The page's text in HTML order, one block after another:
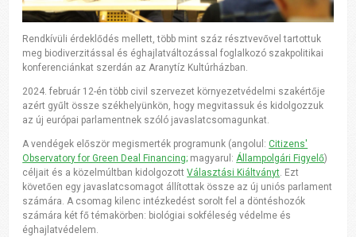
Rendkívüli érdeklődés mellett, több mint száz résztvevővel tartottuk
meg biodiverzitással és éghajlatváltozással foglalkozó szakpolitikai
konferenciánkat szerdán az Aranytíz Kultúrházban.
2024. február 12-én több civil szervezet környezetvédelmi szakértője
azért gyűlt össze székhelyünkön, hogy megvitassuk és kidolgozzuk
az új európai parlamentnek szóló javaslatcsomagunkat.
A vendégek először megismerték programunk (angolul:Citizens'
Observatory for Green Deal Financing; magyarul:Állampolgári Figyelő)
céljait és a közelmúltban kidolgozottVálasztási Kiáltványt. Ezt
követően egy javaslatcsomagot állítottak össze az új uniós parlament
számára. A csomag kilenc intézkedést sorolt fel a döntéshozók
számára két fő témakörben: biológiai sokféleség védelme és
éghajlatvédelem.